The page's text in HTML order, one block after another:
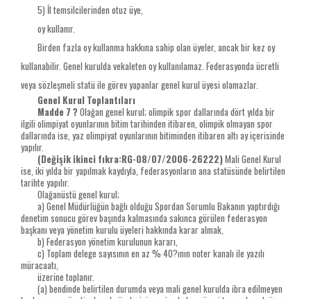
5) İl temsilcilerinden otuz üye,
oy kullanır.
Birden fazla oy kullanma hakkına sahip olan üyeler, ancak bir kez oy
kullanabilir. Genel kurulda vekaleten oy kullanılamaz. Federasyonda ücretli
veya sözleşmeli statü ile görev yapanlar genel kurul üyesi olamazlar.
Genel Kurul Toplantıları
Madde 7 ? Olağan genel kurul; olimpik spor dallarında dört yılda bir
ilgili olimpiyat oyunlarının bitim tarihinden itibaren, olimpik olmayan spor
dallarında ise, yaz olimpiyat oyunlarının bitiminden itibaren altı ay içerisinde
yapılır.
(Değişik ikinci fıkra:RG-08/07/2006-26222) Mali Genel Kurul
ise, iki yılda bir yapılmak kaydıyla, federasyonların ana statüsünde belirtilen
tarihte yapılır.
Olağanüstü genel kurul;
a) Genel Müdürlüğün bağlı olduğu Spordan Sorumlu Bakanın yaptırdığı
denetim sonucu görev başında kalmasında sakınca görülen federasyon
başkanı veya yönetim kurulu üyeleri hakkında karar almak,
b) Federasyon yönetim kurulunun kararı,
c) Toplam delege sayısının en az % 40?ının noter kanalı ile yazılı
müracaatı,
üzerine toplanır.
(a) bendinde belirtilen durumda veya mali genel kurulda ibra edilmeyen